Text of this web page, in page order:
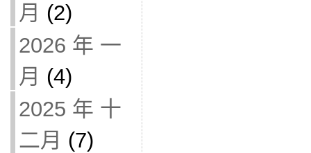
月 (2)
2026 年 一
月 (4)
2025 年 十
二月 (7)